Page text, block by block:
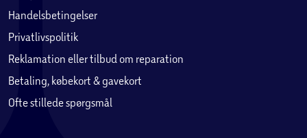
Handelsbetingelser
Privatlivspolitik
Reklamation eller tilbud om reparation
Betaling, købekort & gavekort
Ofte stillede spørgsmål